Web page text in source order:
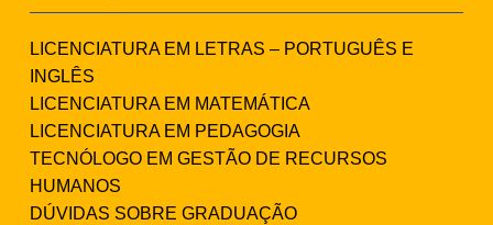
LICENCIATURA EM LETRAS – PORTUGUÊS E
INGLÊS
LICENCIATURA EM MATEMÁTICA
LICENCIATURA EM PEDAGOGIA
TECNÓLOGO EM GESTÃO DE RECURSOS
HUMANOS
DÚVIDAS SOBRE GRADUAÇÃO